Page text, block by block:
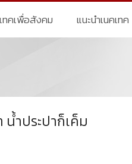
ทคเพื่อสังคม แนะนำเนคเทค
ำประปาก็เค็ม